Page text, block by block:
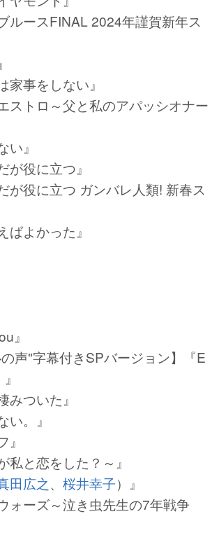
ルースFINAL 2024年謹賀新年ス
家事をしない』
ストロ～父と私のアパッシオナー
い』
が役に立つ』
が役に立つ ガンバレ人類! 新春ス
ばよかった』
』
の声"字幕付きSPバージョン】『E
みついた』
い。』
』
私と恋をした？～』
田広之、 桜井幸子）』
ォーズ～泣き虫先生の7年戦争